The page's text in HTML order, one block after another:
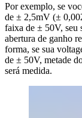
Por exemplo, se
de ± 2,5mV (±
faixa de ± 50V, seu
abertura de ganho
forma, se sua
de ± 50V, metade
será medida.